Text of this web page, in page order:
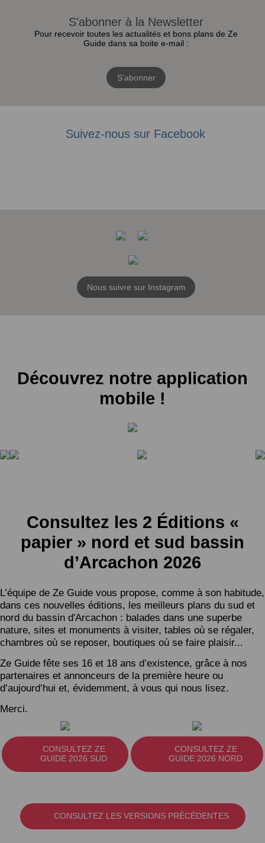
S'abonner à la Newsletter
Pour recevoir toutes les actualités et bons plans de Ze
Guide dans sa boite e-mail :
S'abonner
Suivez-nous sur Facebook
Nous suivre sur Instagram
Découvrez notre application
mobile !
Consultez les 2 Éditions «
papier » nord et sud bassin
d’Arcachon 2026
L’équipe de Ze Guide vous propose, comme à son habitude,
dans ces nouvelles éditions, les meilleurs plans du sud et
nord du bassin d'Arcachon : balades dans une superbe
nature, sites et monuments à visiter, tables où se régaler,
chambres où se reposer, boutiques où se faire plaisir...
Ze Guide fête ses 16 et 18 ans d’existence, grâce à nos
partenaires et annonceurs de la première heure ou
d’aujourd’hui et, évidemment, à vous qui nous lisez.
Merci.
CONSULTEZ ZE
GUIDE 2026 SUD
CONSULTEZ ZE
GUIDE 2026 NORD
CONSULTEZ LES VERSIONS PRÉCÉDENTES